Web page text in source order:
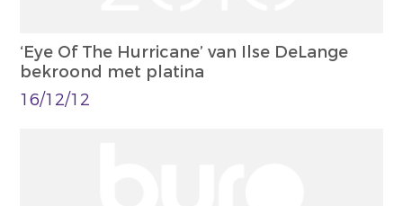
‘Eye Of The Hurricane’ van Ilse DeLange
bekroond met platina
16/12/12